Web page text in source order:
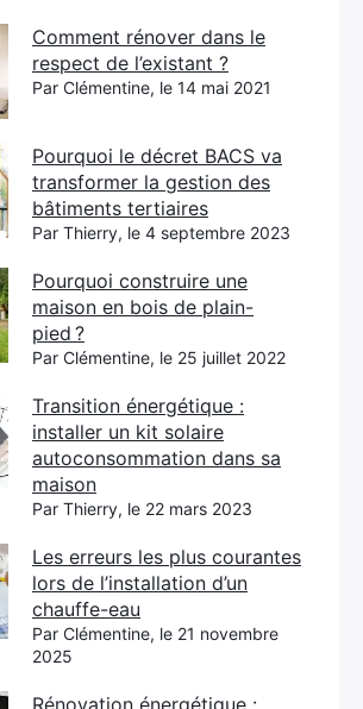
Comment rénover dans le
respect de l’existant ?
Par Clémentine, le 14 mai 2021
Pourquoi le décret BACS va
transformer la gestion des
bâtiments tertiaires
Par Thierry, le 4 septembre 2023
Pourquoi construire une
maison en bois de plain-
pied ?
Par Clémentine, le 25 juillet 2022
Transition énergétique :
installer un kit solaire
autoconsommation dans sa
maison
Par Thierry, le 22 mars 2023
Les erreurs les plus courantes
lors de l’installation d’un
chauffe-eau
Par Clémentine, le 21 novembre
2025
Rénovation énergétique :